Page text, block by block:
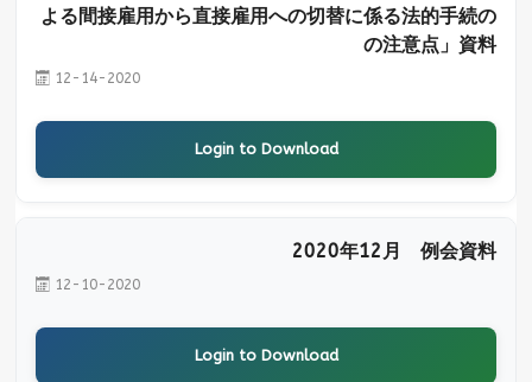
よる間接雇用から直接雇用への切替に係る法的手続の
の注意点」資料
12-14-2020
Login to Download
2020年12月 例会資料
12-10-2020
Login to Download